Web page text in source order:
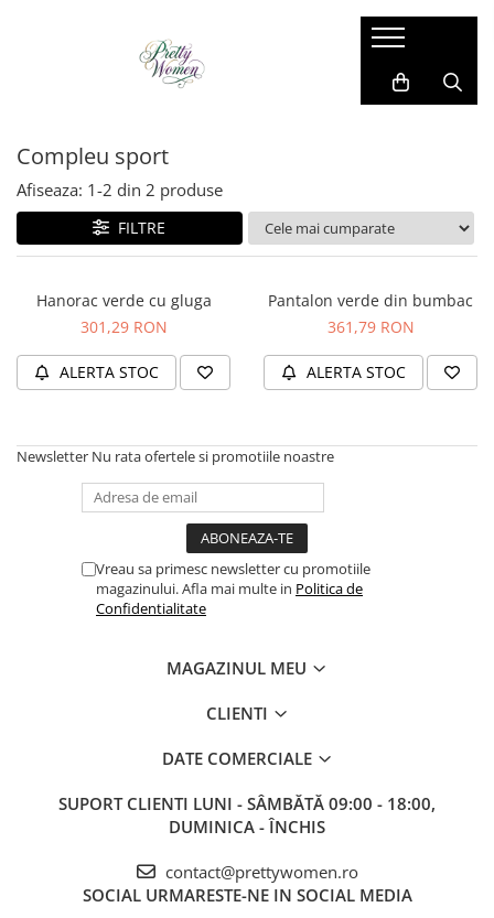
Imbracaminte dama
Geci si jachete
Paltoane si blanuri
Pantaloni si blugi
Rochii de zi
Bluze
Camasi
Trening
Rochii de eveniment
Accesorii dama
Esarfe
Caciula
Brose
Coliere
Cape din blana
Curele
Cadou pentru EL
Camasi barbati
Bluze barbati
Sacouri barbati
Pantaloni si blugi
Geci si jachete
Vesta
Papioane si cravate
Compleu sport
Afiseaza: 1-2 din 2 produse
FILTRE
Hanorac verde cu gluga
301,29 RON
ALERTA STOC
Pantalon verde din bumbac
361,79 RON
ALERTA STOC
Newsletter Nu rata ofertele si promotiile noastre
Vreau sa primesc newsletter cu promotiile
magazinului. Afla mai multe in Politica de
Confidentialitate
MAGAZINUL MEU
CLIENTI
DATE COMERCIALE
SUPORT CLIENTI LUNI - SÂMBĂTĂ 09:00 - 18:00,
DUMINICA - ÎNCHIS
contact@prettywomen.ro
SOCIAL URMARESTE-NE IN SOCIAL MEDIA